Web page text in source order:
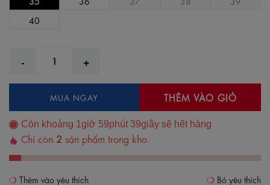
40
MUA NGAY THÊM VÀO GIỎ
Còn khoảng 1 giờ 59phút 39giây sẽ hết hàng
Chỉ còn 2 sản phẩm trong kho.
Thêm vào yêu thích Bỏ yêu thích